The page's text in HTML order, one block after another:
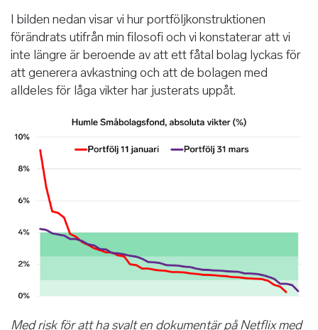
I bilden nedan visar vi hur portföljkonstruktionen
förändrats utifrån min filosofi och vi konstaterar att vi
inte längre är beroende av att ett fåtal bolag lyckas för
att generera avkastning och att de bolagen med
alldeles för låga vikter har justerats uppåt.
Med risk för att ha svalt en dokumentär på Netflix med